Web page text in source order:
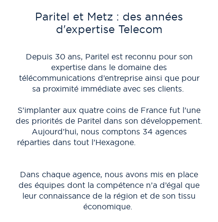
Paritel et Metz : des années
d'expertise Telecom
Depuis 30 ans, Paritel est reconnu pour son
expertise dans le domaine des
télécommunications d’entreprise ainsi que pour
sa proximité immédiate avec ses clients.
S’implanter aux quatre coins de France fut l’une
des priorités de Paritel dans son développement.
Aujourd’hui, nous comptons 34 agences
réparties dans tout l’Hexagone.
Dans chaque agence, nous avons mis en place
des équipes dont la compétence n’a d’égal que
leur connaissance de la région et de son tissu
économique.